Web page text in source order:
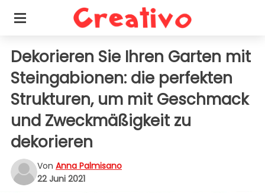
Dekorieren Sie Ihren Garten mit
Steingabionen: die perfekten
Strukturen, um mit Geschmack
und Zweckmäßigkeit zu
dekorieren
Von Anna Palmisano
22 Juni 2021